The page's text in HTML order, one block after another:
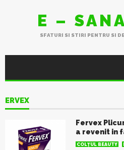
E –
SFATURI SI STIRI PENTRU SI
ERVEX
Fervex
a revenit in
COLŢUL BEAUTY